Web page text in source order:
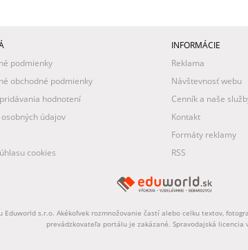
podmienky
obchodné podmienky
hodnotení
údajov
cookies
INFORMÁCIE
Reklama
Návštevnosť webu
Cenník a naše
Kontakt
Formáty reklamy
RSS
s.r.o. Akékoľvek rozmnožovanie častí alebo celku textov,
prevádzkovateľa portálu je zakázané. Spravodajská licencia